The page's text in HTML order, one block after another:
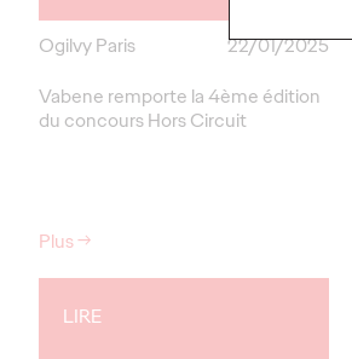
Ogilvy Paris
22/01/2025
Vabene remporte la 4ème édition
du concours Hors Circuit
Plus→
LIRE